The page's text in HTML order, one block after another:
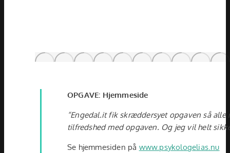
OPGAVE: Hjemmeside
“Engedal.it fik skræddersyet opgaven så
tilfredshed med opgaven. Og jeg vil helt
Se hjemmesiden på www.psykologelias.nu